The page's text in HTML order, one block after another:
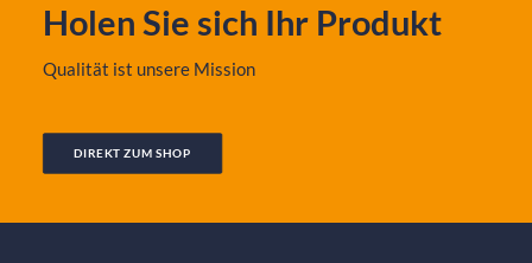
Holen Sie sich Ihr Produkt
Qualität ist unsere Mission
DIREKT ZUM SHOP